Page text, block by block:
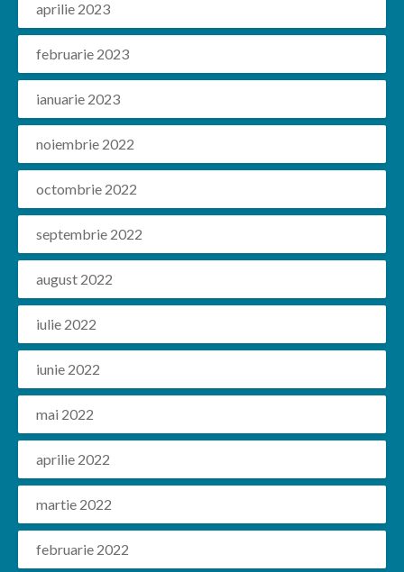
aprilie 2023
februarie 2023
ianuarie 2023
noiembrie 2022
octombrie 2022
septembrie 2022
august 2022
iulie 2022
iunie 2022
mai 2022
aprilie 2022
martie 2022
februarie 2022